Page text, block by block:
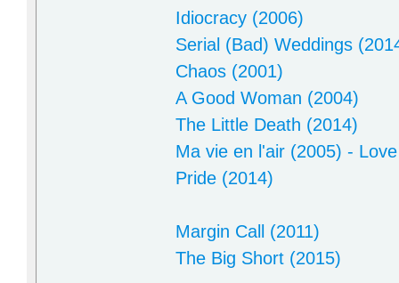
Idiocracy (2006)
Serial (Bad) Weddings
Chaos (2001)
A Good Woman (2004)
The Little Death (2014)
Ma vie en l'air (2005) -
Pride (2014)
Margin Call (2011)
The Big Short (2015)